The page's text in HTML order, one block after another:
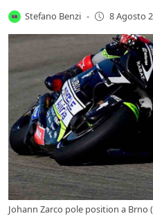
Stefano Benzi - 8 Agosto
Johann Zarco pole position a Brno